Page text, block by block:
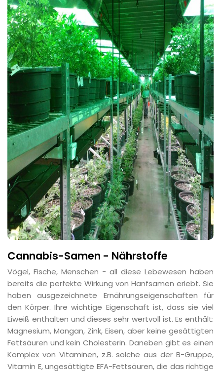
Cannabis-Samen - Nährstoffe
Vögel, Fische, Menschen - all diese Lebewesen haben
bereits die perfekte Wirkung von Hanfsamen erlebt. Sie
haben ausgezeichnete Ernährungseigenschaften für
den Körper. Ihre wichtige Eigenschaft ist, dass sie viel
Eiweiß enthalten und dieses sehr wertvoll ist. Es enthält:
Magnesium, Mangan, Zink, Eisen, aber keine gesättigten
Fettsäuren und kein Cholesterin. Daneben gibt es einen
Komplex von Vitaminen, z.B. solche aus der B-Gruppe,
Vitamin E, ungesättigte EFA-Fettsäuren, die das richtige